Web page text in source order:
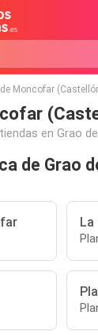
Moncofar
en Grao
de Grao
La